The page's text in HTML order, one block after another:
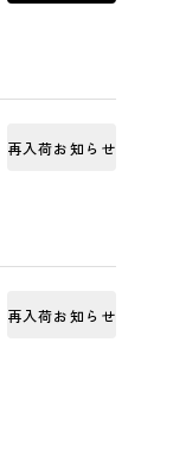
再入荷お知らせ
再入荷お知らせ